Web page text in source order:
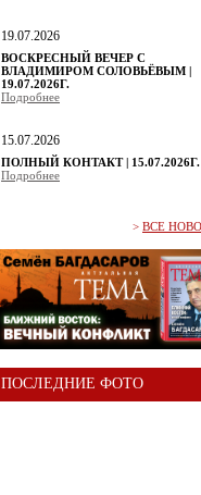
19.07.2026
ВОСКРЕСНЫЙ ВЕЧЕР С
ВЛАДИМИРОМ СОЛОВЬЁВЫМ |
19.07.2026Г.
Подробнее
15.07.2026
ПОЛНЫЙ КОНТАКТ | 15.07.2026Г.
Подробнее
> ВСЕ
ПОСЛЕДНИЕ ФОТО